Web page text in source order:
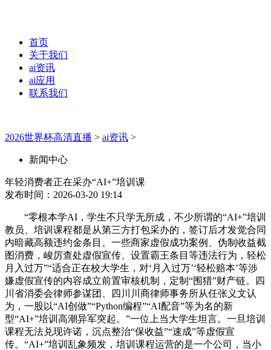
首页
关于我们
ai资讯
ai应用
联系我们
2026世界杯高清直播 > ai资讯 >
新闻中心
年轻消费者正在采办“AI+”培训课
发布时间：2026-03-20 19:14
“零根本学AI，学生不只学无所成，不少所谓的“AI+”培训
教员、培训课程都是从第三方打包采办的，签订后才发觉合同
内暗藏高额违约金条目。一些商家虚假成功案例、伪制收益截
图消费，峻厉查处虚假宣传、设置霸王条目等违法行为，轻松
月入过万”“适合正在校大学生，对‘月入过万’‘轻松赔本’等涉
嫌虚假宣传的内容成立前置审核机制，定制“围猎”财产链。四
川省消委会律师参谋团、四川川商律师事务所从任张义文认
为，一股以“AI创做”“Python编程”“AI配音”等为名的新
型“AI+”培训高潮异军突起。”一位上当大学生坦言。一旦培训
课程无法兑现许诺，沉点整治“保收益”“速成”等虚假宣
传。“AI+”培训乱象频发，培训课程运营的是一个公司，当小